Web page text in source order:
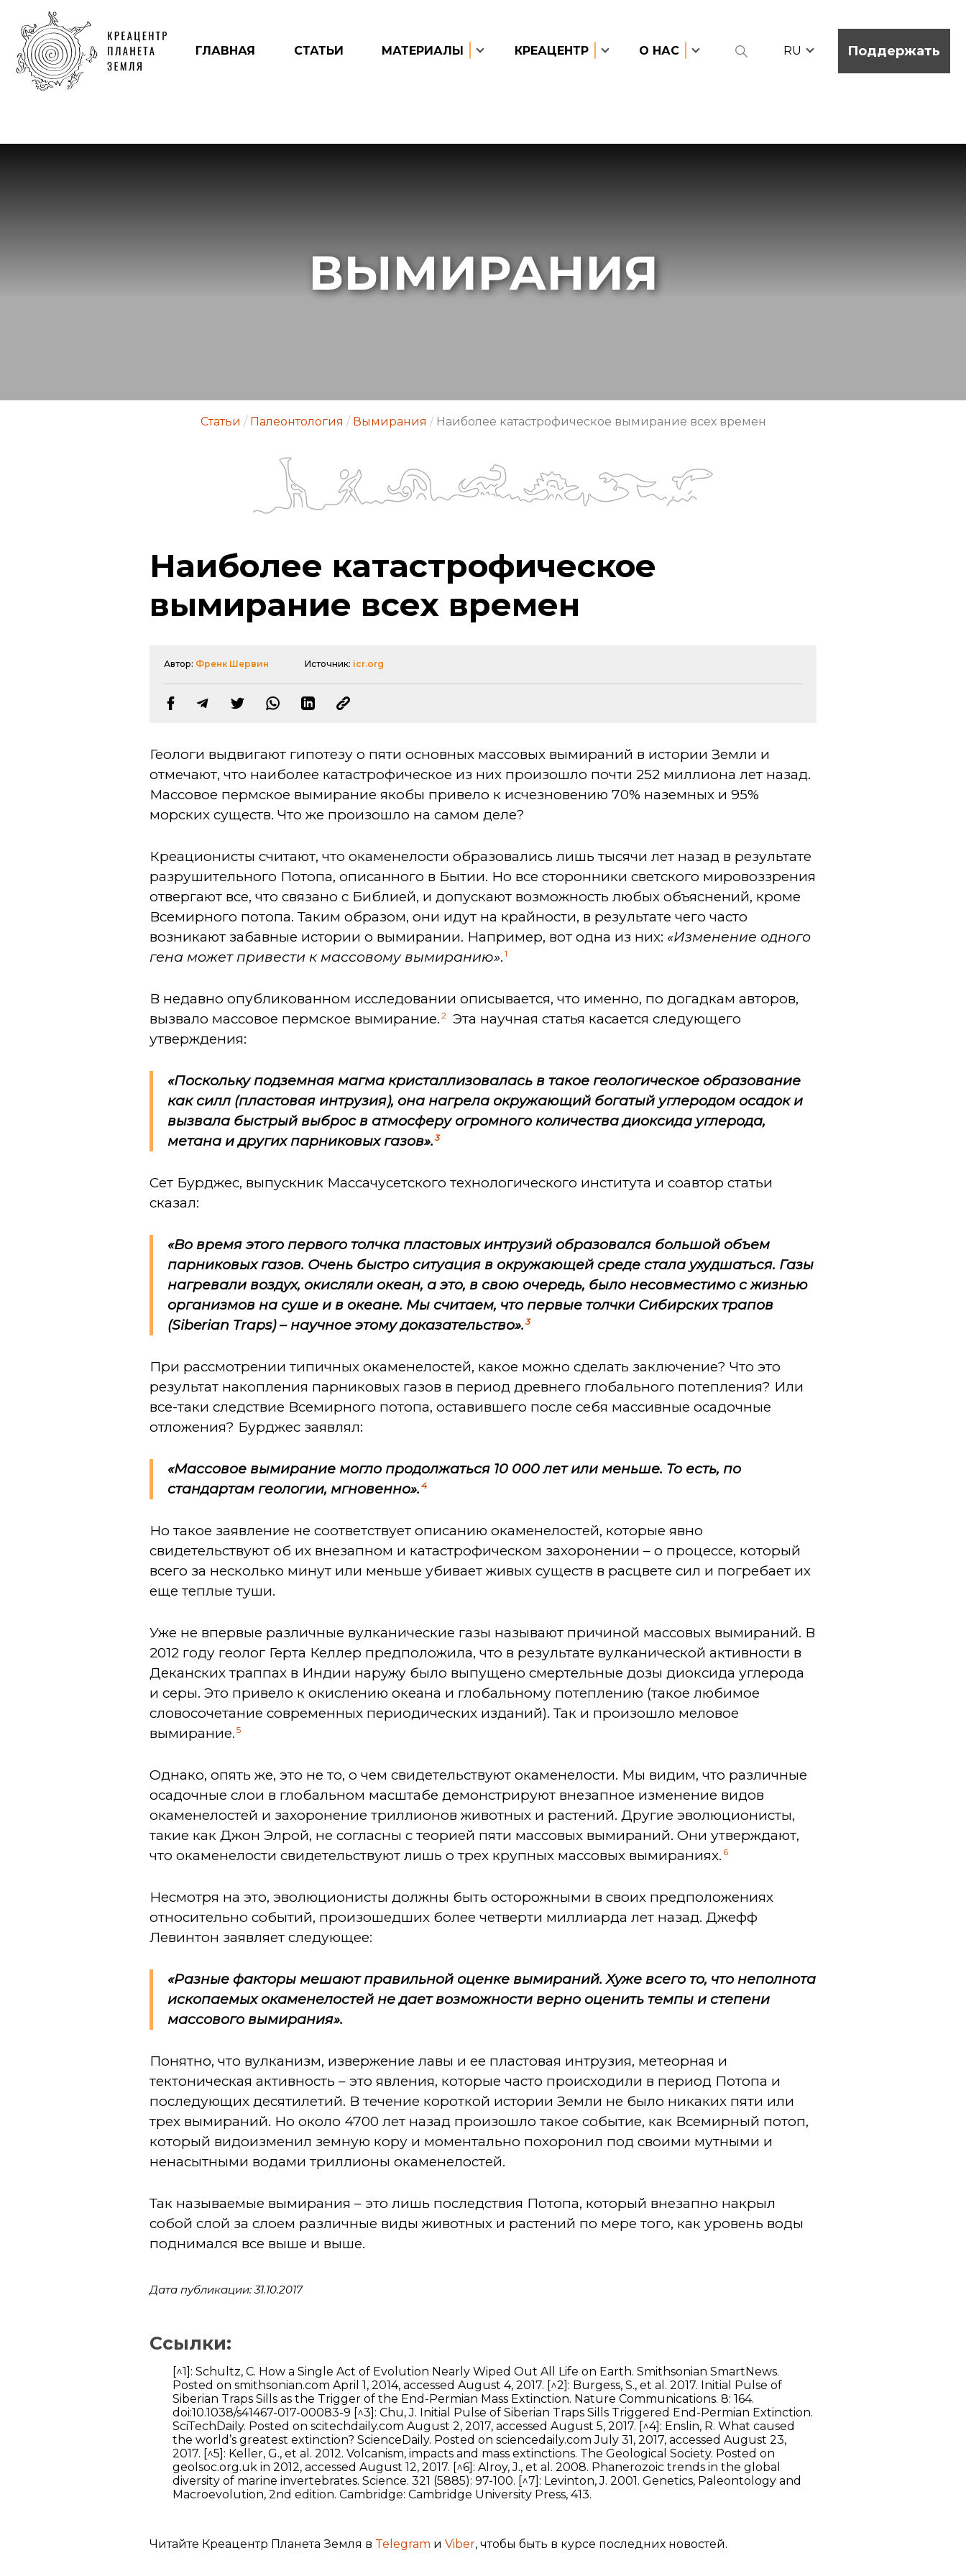
ГЛАВНАЯ СТАТЬИ МАТЕРИАЛЫ КРЕАЦЕНТР О НАС RU Поддержать
ВЫМИРАНИЯ
Статьи / Палеонтология / Вымирания / Наиболее катастрофическое вымирание всех времен
Наиболее катастрофическое
вымирание всех времен
Автор: Френк Шервин Источник: icr.org
Геологи выдвигают гипотезу о пяти основных массовых вымираний в истории Земли и
отмечают, что наиболее катастрофическое из них произошло почти 252 миллиона лет назад.
Массовое пермское вымирание якобы привело к исчезновению 70% наземных и 95%
морских существ. Что же произошло на самом деле?
Креационисты считают, что окаменелости образовались лишь тысячи лет назад в результате
разрушительного Потопа, описанного в Бытии. Но все сторонники светского мировоззрения
отвергают все, что связано с Библией, и допускают возможность любых объяснений, кроме
Всемирного потопа. Таким образом, они идут на крайности, в результате чего часто
возникают забавные истории о вымирании. Например, вот одна из них: «Изменение одного
гена может привести к массовому вымиранию». 1
В недавно опубликованном исследовании описывается, что именно, по догадкам авторов,
вызвало массовое пермское вымирание. 2
Эта научная статья касается следующего
утверждения:
«Поскольку подземная магма кристаллизовалась в такое геологическое образование
как силл (пластовая интрузия), она нагрела окружающий богатый углеродом осадок и
вызвала быстрый выброс в атмосферу огромного количества диоксида углерода,
метана и других парниковых газов». 3
Сет Бурджес, выпускник Массачусетского технологического института и соавтор статьи
сказал:
«Во время этого первого толчка пластовых интрузий образовался большой объем
парниковых газов. Очень быстро ситуация в окружающей среде стала ухудшаться. Газы
нагревали воздух, окисляли океан, а это, в свою очередь, было несовместимо с жизнью
организмов на суше и в океане. Мы считаем, что первые толчки Сибирских трапов
(Siberian Traps) – научное этому доказательство». 3
При рассмотрении типичных окаменелостей, какое можно сделать заключение? Что это
результат накопления парниковых газов в период древнего глобального потепления? Или
все-таки следствие Всемирного потопа, оставившего после себя массивные осадочные
отложения? Бурджес заявлял:
«Массовое вымирание могло продолжаться 10 000 лет или меньше. То есть, по
стандартам геологии, мгновенно». 4
Но такое заявление не соответствует описанию окаменелостей, которые явно
свидетельствуют об их внезапном и катастрофическом захоронении – о процессе, который
всего за несколько минут или меньше убивает живых существ в расцвете сил и погребает их
еще теплые туши.
Уже не впервые различные вулканические газы называют причиной массовых вымираний. В
2012 году геолог Герта Келлер предположила, что в результате вулканической активности в
Деканских траппах в Индии наружу было выпущено смертельные дозы диоксида углерода
и серы. Это привело к окислению океана и глобальному потеплению (такое любимое
словосочетание современных периодических изданий). Так и произошло меловое
вымирание. 5
Однако, опять же, это не то, о чем свидетельствуют окаменелости. Мы видим, что различные
осадочные слои в глобальном масштабе демонстрируют внезапное изменение видов
окаменелостей и захоронение триллионов животных и растений. Другие эволюционисты,
такие как Джон Элрой, не согласны с теорией пяти массовых вымираний. Они утверждают,
что окаменелости свидетельствуют лишь о трех крупных массовых вымираниях. 6
Несмотря на это, эволюционисты должны быть осторожными в своих предположениях
относительно событий, произошедших более четверти миллиарда лет назад. Джефф
Левинтон заявляет следующее:
«Разные факторы мешают правильной оценке вымираний. Хуже всего то, что неполнота
ископаемых окаменелостей не дает возможности верно оценить темпы и степени
массового вымирания».
Понятно, что вулканизм, извержение лавы и ее пластовая интрузия, метеорная и
тектоническая активность – это явления, которые часто происходили в период Потопа и
последующих десятилетий. В течение короткой истории Земли не было никаких пяти или
трех вымираний. Но около 4700 лет назад произошло такое событие, как Всемирный потоп,
который видоизменил земную кору и моментально похоронил под своими мутными и
ненасытными водами триллионы окаменелостей.
Так называемые вымирания – это лишь последствия Потопа, который внезапно накрыл
собой слой за слоем различные виды животных и растений по мере того, как уровень воды
поднимался все выше и выше.
Дата публикации: 31.10.2017
Ссылки:
[^1]: Schultz, C. How a Single Act of Evolution Nearly Wiped Out All Life on Earth. Smithsonian SmartNews.
Posted on smithsonian.com April 1, 2014, accessed August 4, 2017. [^2]: Burgess, S., et al. 2017. Initial Pulse of
Siberian Traps Sills as the Trigger of the End-Permian Mass Extinction. Nature Communications. 8: 164.
doi:10.1038/s41467-017-00083-9 [^3]: Chu, J. Initial Pulse of Siberian Traps Sills Triggered End-Permian Extinction.
SciTechDaily. Posted on scitechdaily.com August 2, 2017, accessed August 5, 2017. [^4]: Enslin, R. What caused
the world’s greatest extinction? ScienceDaily. Posted on sciencedaily.com July 31, 2017, accessed August 23,
2017. [^5]: Keller, G., et al. 2012. Volcanism, impacts and mass extinctions. The Geological Society. Posted on
geolsoc.org.uk in 2012, accessed August 12, 2017. [^6]: Alroy, J., et al. 2008. Phanerozoic trends in the global
diversity of marine invertebrates. Science. 321 (5885): 97-100. [^7]: Levinton, J. 2001. Genetics, Paleontology and
Macroevolution, 2nd edition. Cambridge: Cambridge University Press, 413.
Читайте Креацентр Планета Земля в Telegram иViber, чтобы быть в курсе последних новостей.